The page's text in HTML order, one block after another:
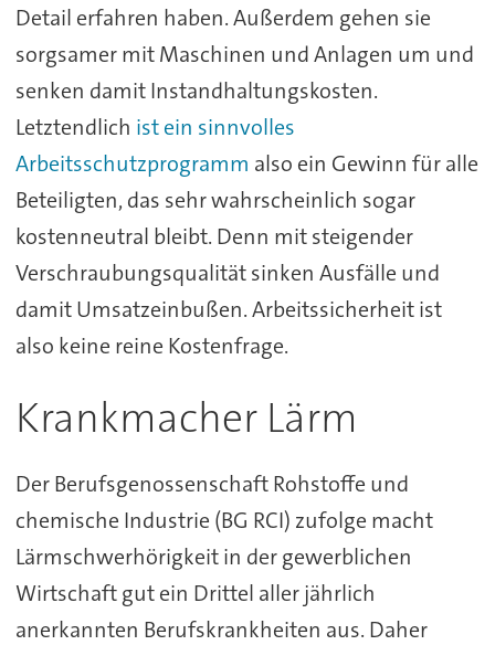
Detail erfahren haben. Außerdem gehen sie
sorgsamer mit Maschinen und Anlagen um und
senken damit Instandhaltungskosten.
Letztendlich ist ein sinnvolles
Arbeitsschutzprogramm also ein Gewinn für alle
Beteiligten, das sehr wahrscheinlich sogar
kostenneutral bleibt. Denn mit steigender
Verschraubungsqualität sinken Ausfälle und
damit Umsatzeinbußen. Arbeitssicherheit ist
also keine reine Kostenfrage.
Krankmacher Lärm
Der Berufsgenossenschaft Rohstoffe und
chemische Industrie (BG RCI) zufolge macht
Lärmschwerhörigkeit in der gewerblichen
Wirtschaft gut ein Drittel aller jährlich
anerkannten Berufskrankheiten aus. Daher